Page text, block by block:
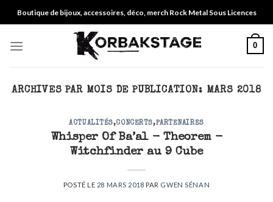
to
Boutique de bijoux, accessoires, déco, merch Rock Metal Sous Licences
0
ARCHIVES PAR MOIS DE PUBLICATION: MARS 2018
ACTUALITÉS,CONCERTS,PARTENAIRES
Whisper Of Ba’al - Theorem -
Witchfinder au 9 Cube
POSTÉ LE 28 MARS 2018 PAR GWEN SÉNAN